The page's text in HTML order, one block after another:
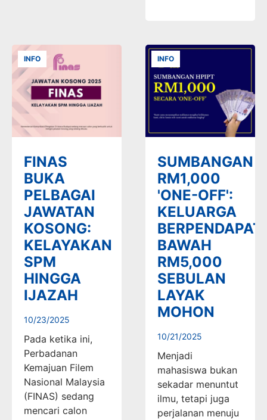
INFO
FINAS
BUKA
PELBAGAI
JAWATAN
KOSONG:
KELAYAKAN
SPM
HINGGA
IJAZAH
10/23/2025
Pada ketika ini,
Perbadanan
Kemajuan Filem
Nasional Malaysia
(FINAS) sedang
mencari calon
INFO
SUMBANGAN
RM1,000
'ONE-OFF':
KELUARGA
BAWAH
RM5,000
SEBULAN
LAYAK
MOHON
10/21/2025
Menjadi
mahasiswa bukan
sekadar menuntut
ilmu, tetapi juga
perjalanan menuju